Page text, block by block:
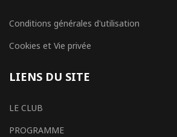
Conditions générales d'utilisation
Cookies et Vie privée
LIENS DU SITE
LE CLUB
PROGRAMME